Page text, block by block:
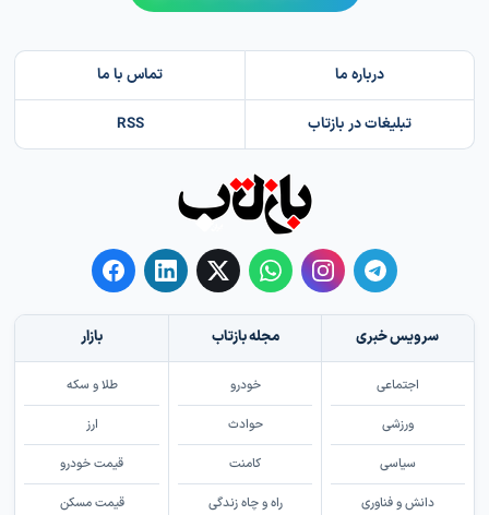
درباره ما تماس با ما
تبلیغات در بازتاب RSS
سرویس خبری
اجتماعی
ورزشی
سیاسی
دانش و فناوری
مجله بازتاب
خودرو
حوادث
کامنت
راه و چاه زندگی
بازار
طلا و سکه
ارز
قیمت خودرو
قیمت مسکن